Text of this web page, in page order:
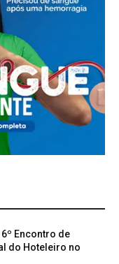
Encontro de
do Hoteleiro no